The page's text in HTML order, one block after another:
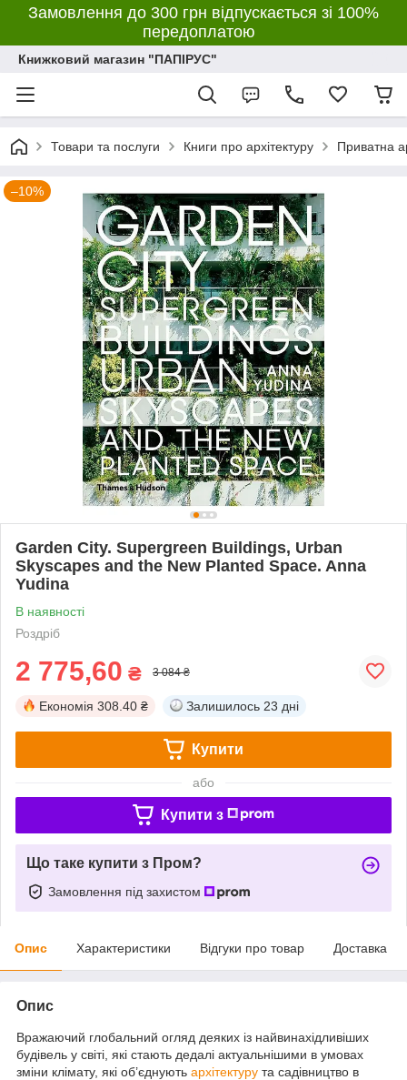
Замовлення до 300 грн відпускається зі 100%
передоплатою
Книжковий магазин "ПАПІРУС"
Товари та послуги Книги про архітектуру Приватна
–10%
Garden City. Supergreen Buildings, Urban
Skyscapes and the New Planted Space. Anna
Yudina
В наявності
Роздріб
2 775,60 ₴ 3 084 ₴
Економія 308.40 ₴ Залишилось 23 дні
Купити
або
Купити з
Що таке купити з Пром?
Замовлення під захистом
Опис Характеристики Відгуки про товар Доставка
Опис
Вражаючий глобальний огляд деяких із найвинахідливіших
будівель у світі, які стають дедалі актуальнішими в умовах
зміни клімату, які об’єднують архітектуру та садівництво в